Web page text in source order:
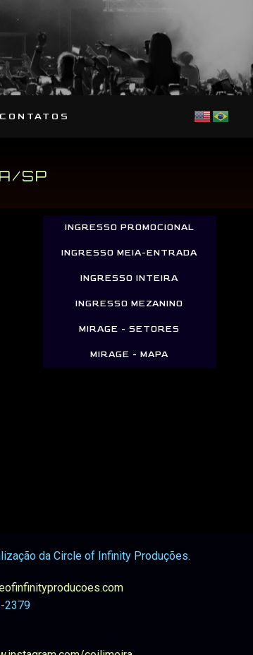
CONTATOS
SP
INGRESSO PROMOCIONAL
INGRESSO MEIA-ENTRADA
INGRESSO INTEIRA
INGRESSO MEZANINO
MIRAGE - SETORES
MIRAGE - MAPA
da Circle of Infinity Produções.
2379